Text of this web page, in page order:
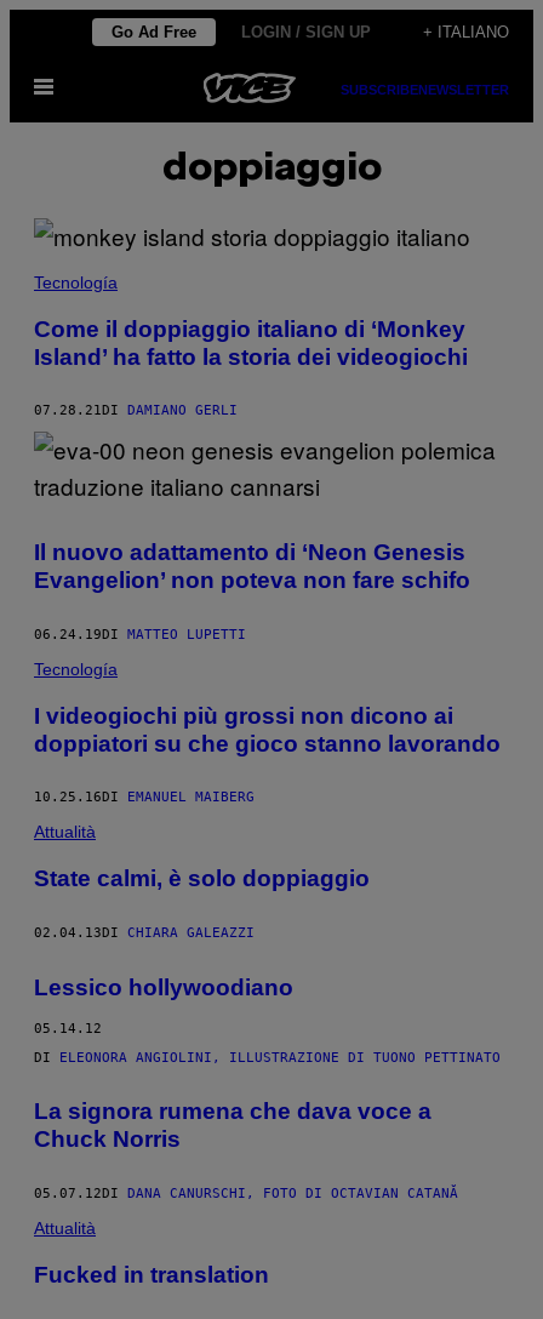
contenuto
Go Ad Free LOGIN / SIGN UP + ITALIANO
Apri
menu
SUBSCRIBENEWSLETTER
doppiaggio
Tecnología
Come il doppiaggio italiano di ‘Monkey
Island’ ha fatto la storia dei videogiochi
07.28.21 DI DAMIANO GERLI
Il nuovo adattamento di ‘Neon Genesis
Evangelion’ non poteva non fare schifo
06.24.19DI MATTEO LUPETTI
Tecnología
I videogiochi più grossi non dicono ai
doppiatori su che gioco stanno lavorando
10.25.16 DI EMANUEL MAIBERG
Attualità
State calmi, è solo doppiaggio
02.04.13DI CHIARA GALEAZZI
Lessico hollywoodiano
05.14.12
DI ELEONORA ANGIOLINI, ILLUSTRAZIONE DI TUONO PETTINATO
La signora rumena che dava voce a
Chuck Norris
05.07.12 DI DANA CANURSCHI, FOTO DI OCTAVIAN CATANĂ
Attualità
Fucked in translation